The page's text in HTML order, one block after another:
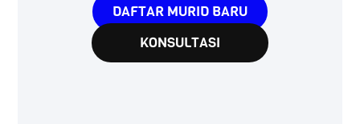
DAFTAR MURID BARU
KONSULTASI